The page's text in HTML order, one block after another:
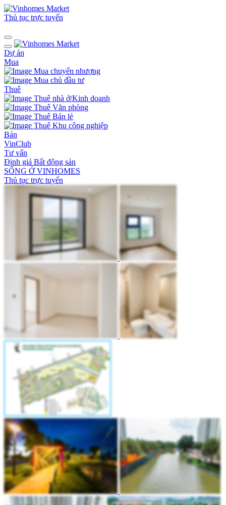
Thủ tục trực tuyến
Dự án
Mua
Mua chuyển nhượng
Mua chủ đầu tư
Thuê
Thuê nhà ở/Kinh doanh
Thuê Văn phòng
Thuê Bán lẻ
Thuê Khu công nghiệp
Bán
VinClub
Tư vấn
Định giá Bất động sản
SỐNG Ở VINHOMES
Thủ tục trực tuyến